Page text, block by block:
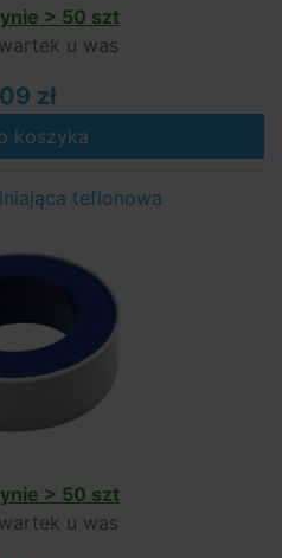
> 50 szt
u was
zł
koszyka
teflonowa
> 50 szt
u was